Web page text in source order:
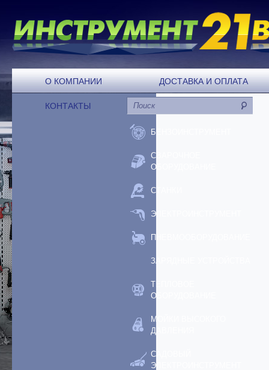
О КОМПАНИИ ДОСТАВКА И ОПЛАТА
КОНТАКТЫ
БЕНЗОИНСТРУМЕНТ
СВАРОЧНОЕ
ОБОРУДОВАНИЕ
СТАНКИ
ЭЛЕКТРОИНСТРУМЕНТ
ПНЕВМООБОРУДОВАНИЕ
ЗАРЯДНЫЕ УСТРОЙСТВА
ТЕПЛОВОЕ
ОБОРУДОВАНИЕ
МОЙКИ ВЫСОКОГО
ДАВЛЕНИЯ
САДОВЫЙ
ЭЛЕКТРОИНСТРУМЕНТ